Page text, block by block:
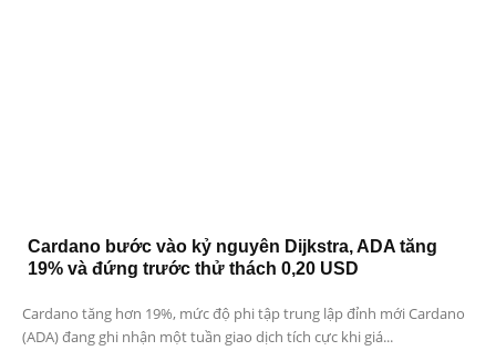
Cardano bước vào kỷ nguyên Dijkstra, ADA tăng
19% và đứng trước thử thách 0,20 USD
Cardano tăng hơn 19%, mức độ phi tập trung lập đỉnh mới Cardano
(ADA) đang ghi nhận một tuần giao dịch tích cực khi giá...